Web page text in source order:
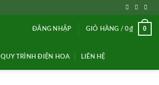
ĐĂNG NHẬP GIỎ HÀNG /0₫ 0
QUY TRÌNH ĐIỆN HOA LIÊN HỆ